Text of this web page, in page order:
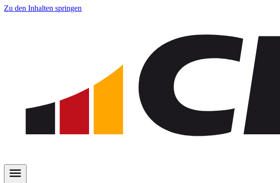
Zu den Inhalten springen